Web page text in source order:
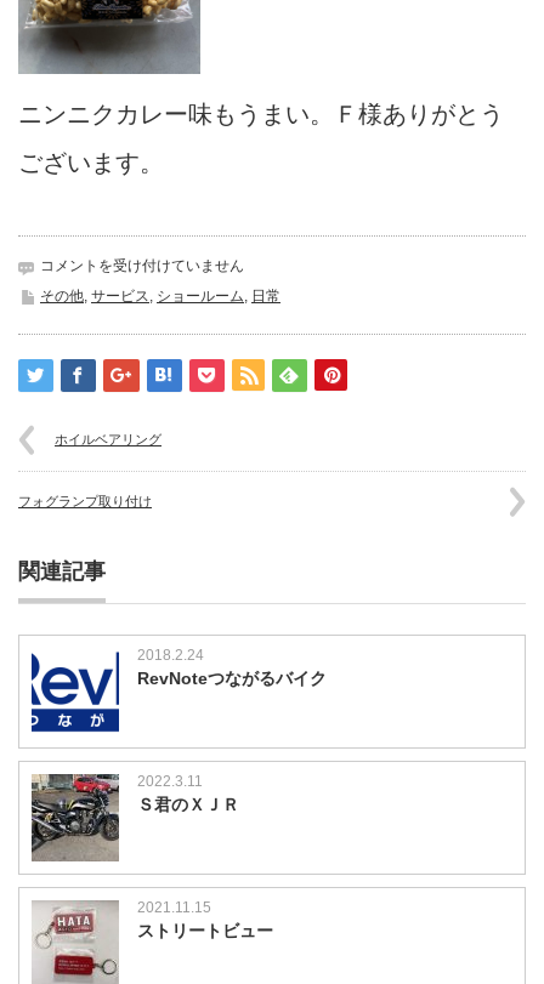
ニンニクカレー味もうまい。Ｆ様ありがとう
ございます。
ポ
ン
子
は
コメントを受け付けていません
その他, サービス, ショールーム, 日常
ホイルベアリング
フォグランプ取り付け
関連記事
2018.2.24
RevNoteつながるバイク
2022.3.11
Ｓ君のＸＪＲ
2021.11.15
ストリートビュー